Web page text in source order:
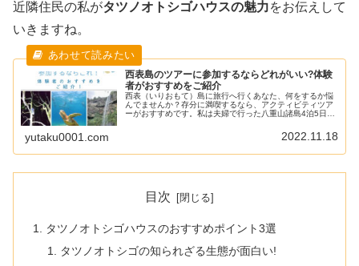
近隣住民の私がタツノオトシゴハウスの魅力をお伝えして
いきますね。
西表島のツアーに参加するならどれがいい?体験
者がおすすめをご紹介
西表（いりおもて）島に旅行へ行くあなた、何をするか悩
んでませんか？存分に満喫するなら、アクティビティツア
ーがおすすめです。私は夫婦で行った八重山諸島4泊5日の
yutaku0001.com 2022.11.18
目次
タツノオトシゴハウスのおすすめポイント3選
タツノオトシゴの知られざる生態が面白い!